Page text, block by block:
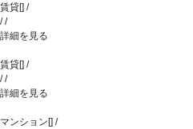
賃貸[] /
//
詳細を見る
賃貸[] /
//
詳細を見る
マンション [] /